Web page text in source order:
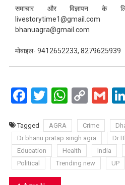
समाचार और विज्ञापन के
livestorytime1@gmail.com
bhanuagra@gmail.com
मोबाइल- 9412652233, 8279625939
Facebook
TwitterCopy
Tagged AGRA Crime
Dr bhanu pratap singh agra
Dr
Education
Health India
Political
Trending new UP